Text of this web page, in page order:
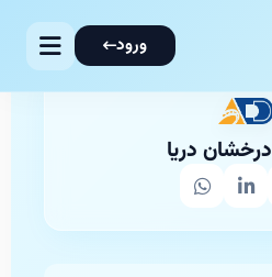
ورود
دریا